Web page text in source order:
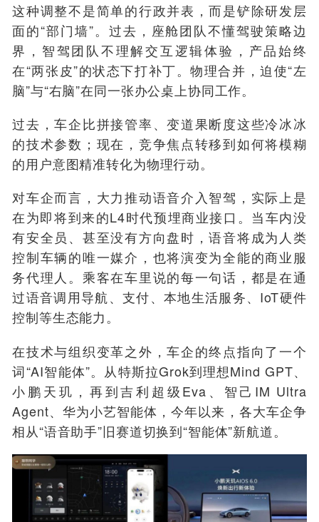
这种调整不是简单的行政并表，而是铲除研发层
面的“部门墙”。过去，座舱团队不懂驾驶策略边
界，智驾团队不理解交互逻辑体验，产品始终
在“两张皮”的状态下打补丁。物理合并，迫使“左
脑”与“右脑”在同一张办公桌上协同工作。
过去，车企比拼接管率、变道果断度这些冷冰冰
的技术参数；现在，竞争焦点转移到如何将模糊
的用户意图精准转化为物理行动。
对车企而言，大力推动语音介入智驾，实际上是
在为即将到来的L4时代预埋商业接口。当车内没
有安全员、甚至没有方向盘时，语音将成为人类
控制车辆的唯一媒介，也将演变为全能的商业服
务代理人。乘客在车里说的每一句话，都是在通
过语音调用导航、支付、本地生活服务、IoT硬件
控制等生态能力。
在技术与组织变革之外，车企的终点指向了一个
词“AI智能体”。从特斯拉Grok到理想Mind GPT、
小鹏天玑，再到吉利超级Eva、智己IM Ultra
Agent、华为小艺智能体，今年以来，各大车企争
相从“语音助手”旧赛道切换到“智能体”新航道。